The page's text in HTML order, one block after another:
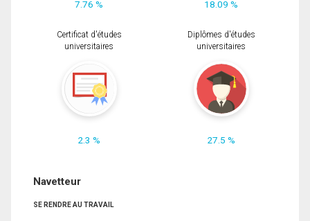
7.76 % 18.09 %
Certificat d'études
universitaires
2.3 %
Diplômes d'études
universitaires
27.5 %
Navetteur
SE RENDRE AU TRAVAIL